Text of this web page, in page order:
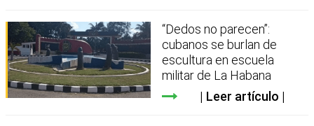
“Dedos no parecen”:
cubanos se burlan de
escultura en escuela
militar de La Habana
Leer artículo